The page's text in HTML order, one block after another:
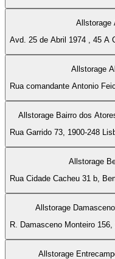
Allstorage
Avd. 25 de Abril 1974 , 45 A
Allstorage
Rua comandante Antonio
Allstorage Bairro dos
Rua Garrido 73, 1900-248
Allstorage
Rua Cidade Cacheu 31 b,
Allstorage
R. Damasceno Monteiro
Allstorage